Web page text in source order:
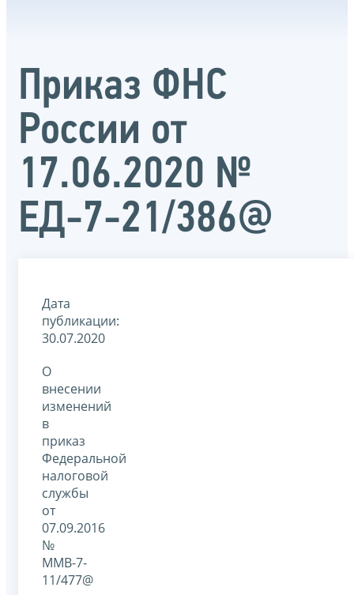
Приказ ФНС
России от
17.06.2020 №
ЕД-7-21/386@
Дата
публикации:
30.07.2020
О
внесении
изменений
в
приказ
Федеральной
налоговой
службы
от
07.09.2016
№
ММВ-7-
11/477@